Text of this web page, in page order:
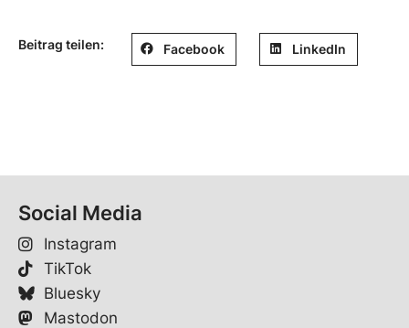
Beitrag teilen: Facebook LinkedIn
Social Media
Instagram
TikTok
Bluesky
Mastodon